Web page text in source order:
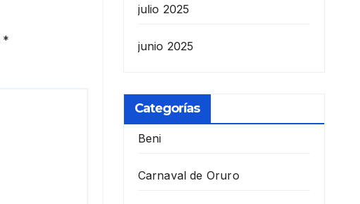
*
julio 2025
junio 2025
Categorías
Beni
Carnaval de Oruro